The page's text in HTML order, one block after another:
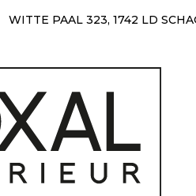
WITTE PAAL 323, 1742 LD